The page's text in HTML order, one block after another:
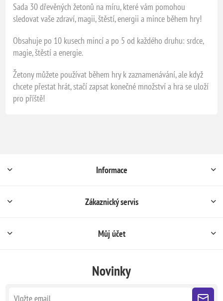
Sada 30 dřevěných žetonů na míru, které vám pomohou
sledovat vaše zdraví, magii, štěstí, energii a mince během hry!
Obsahuje po 10 kusech mincí a po 5 od každého druhu: srdce,
magie, štěstí a energie.
Žetony můžete používat během hry k zaznamenávání, ale když
chcete přestat hrát, stačí zapsat konečné množství a hra se uloží
pro příště!
Informace
Zákaznický servis
Můj účet
Novinky